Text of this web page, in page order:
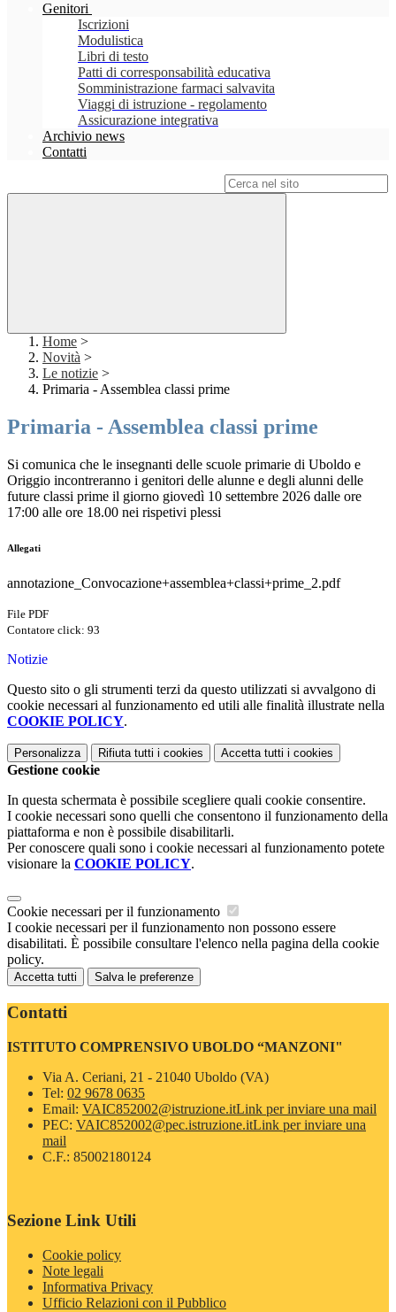
Genitori
Iscrizioni
Modulistica
Libri di testo
Patti di corresponsabilità educativa
Somministrazione farmaci salvavita
Viaggi di istruzione - regolamento
Assicurazione integrativa
Archivio news
Contatti
Home >
Novità >
Le notizie >
Primaria - Assemblea classi prime
Primaria - Assemblea classi prime
Si comunica che le insegnanti delle scuole primarie di Uboldo e
Origgio incontreranno i genitori delle alunne e degli alunni delle
future classi prime il giorno giovedì 10 settembre 2026 dalle ore
17:00 alle ore 18.00 nei rispetivi plessi
Allegati
annotazione_Convocazione+assemblea+classi+prime_2.pdf
File PDF
Contatore click: 93
Notizie
Questo sito o gli strumenti terzi da questo utilizzati si avvalgono di
cookie necessari al funzionamento ed utili alle finalità illustrate nella
COOKIE POLICY.
Personalizza Rifiuta tutti i cookies Accetta tutti i cookies
Gestione cookie
In questa schermata è possibile scegliere quali cookie consentire.
I cookie necessari sono quelli che consentono il funzionamento della
piattaforma e non è possibile disabilitarli.
Per conoscere quali sono i cookie necessari al funzionamento potete
visionare la COOKIE POLICY.
Cookie necessari per il funzionamento
I cookie necessari per il funzionamento non possono essere
disabilitati. È possibile consultare l'elenco nella pagina della cookie
policy.
Accetta tutti Salva le preferenze
Contatti
ISTITUTO COMPRENSIVO UBOLDO “MANZONI"
Via A. Ceriani, 21 - 21040 Uboldo (VA)
Tel: 02 9678 0635
Email: VAIC852002@istruzione.itLink per inviare una mail
PEC: VAIC852002@pec.istruzione.itLink per inviare una
mail
C.F.: 85002180124
Sezione Link Utili
Cookie policy
Note legali
Informativa Privacy
Ufficio Relazioni con il Pubblico